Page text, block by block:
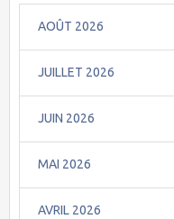
AOÛT 2026
JUILLET 2026
JUIN 2026
MAI 2026
AVRIL 2026